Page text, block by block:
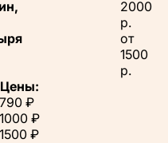
2000
р.
от
1500
р.
Цены:
790 ₽
1000 ₽
1500 ₽